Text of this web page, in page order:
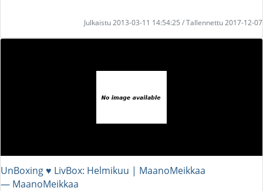
Julkaistu 2013-03-11 14:54:25 / Tallennettu 2017-12-07
UnBoxing ♥ LivBox: Helmikuu | MaanoMeikkaa
― MaanoMeikkaa